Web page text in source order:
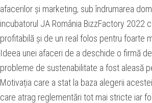
afacerilor și marketing, sub îndrumarea
incubatorul JA România BizzFactory
profitabilă și de un real folos pentru foarte
Ideea unei afaceri de a deschide o firmă
probleme de sustenabilitate a fost aleasă
Motivația care a stat la baza alegerii
care atrag reglementări tot mai stricte iar